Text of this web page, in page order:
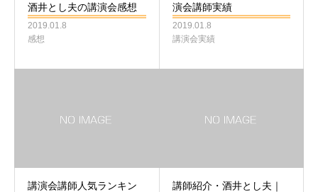
酒井とし夫の講演会感想
2019.01.8
感想
演会講師実績
2019.01.8
講演会実績
講演会講師人気ランキン
講師紹介・酒井とし夫｜